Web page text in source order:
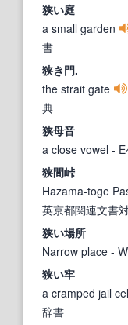
狭い庭
a small garden
書
狭き門.
the strait gate
典
狭母音
a close vowel -
狭間峠
Hazama-toge
英京都関連文書
狭い場所
Narrow place -
狭い牢
a cramped jail
辞書